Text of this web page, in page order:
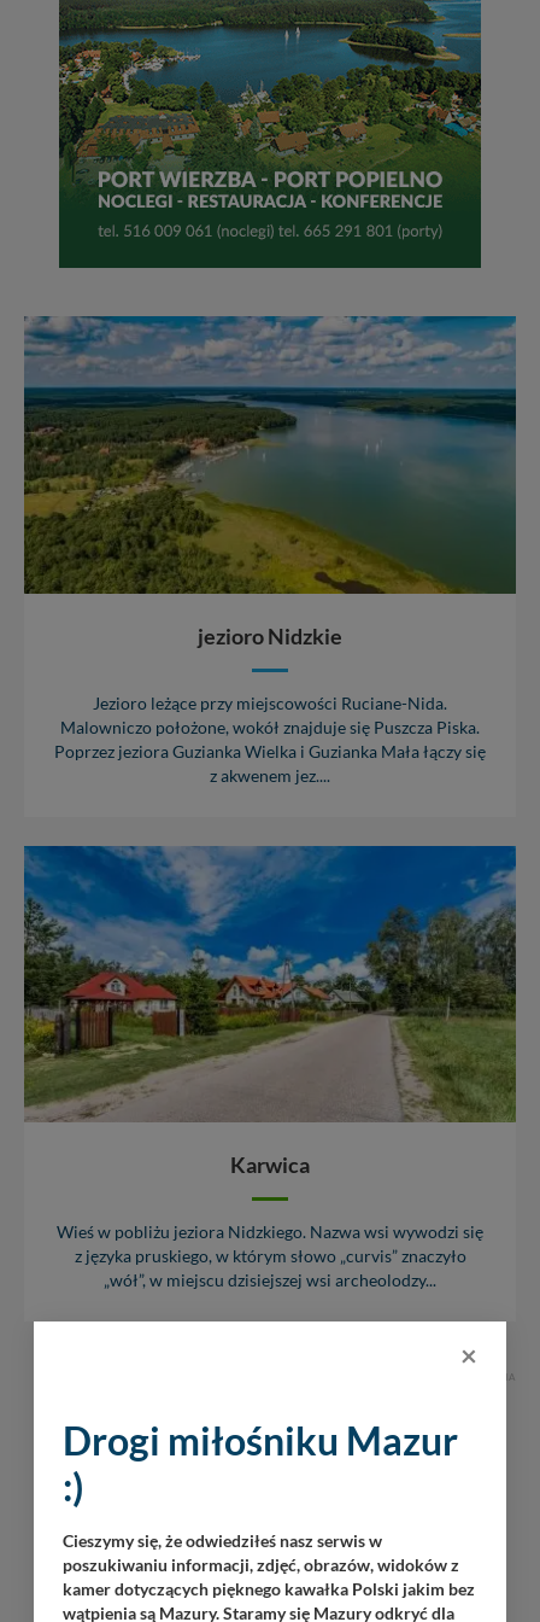
jezioro Nidzkie
Jezioro leżące przy miejscowości Ruciane-Nida.
Malowniczo położone, wokół znajduje się Puszcza Piska.
Poprzez jeziora Guzianka Wielka i Guzianka Mała łączy się
z akwenem jez....
Karwica
Wieś w pobliżu jeziora Nidzkiego. Nazwa wsi wywodzi się
z języka pruskiego, w którym słowo „curvis” znaczyło
„wół”, w miejscu dzisiejszej wsi archeolodzy...
REKLAMA
×
Drogi miłośniku Mazur
:)
Cieszymy się, że odwiedziłeś nasz serwis w
poszukiwaniu informacji, zdjęć, obrazów, widoków z
kamer dotyczących pięknego kawałka Polski jakim bez
wątpienia są Mazury. Staramy się Mazury odkryć dla